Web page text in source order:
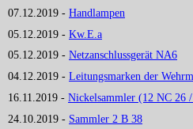
07.12.2019 - Handlampen
05.12.2019 - Kw.E.a
05.12.2019 - Netzanschlussgerät NA6
04.12.2019 - Leitungsmarken der
16.11.2019 - Nickelsammler (12 NC 26
24.10.2019 - Sammler 2 B 38